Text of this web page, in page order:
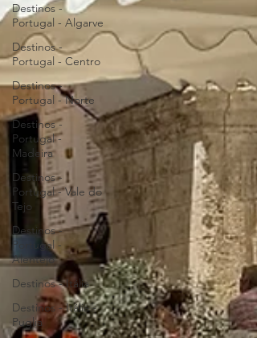
Destinos -
Portugal - Algarve
Destinos -
Portugal - Centro
Destinos -
Portugal - Norte
Destinos -
Portugal -
Madeira
Destinos -
Portugal - Vale do
Tejo
Destinos -
Portugal -
Alentejo
Destinos - Itália
Destinos - Itália -
Puglia